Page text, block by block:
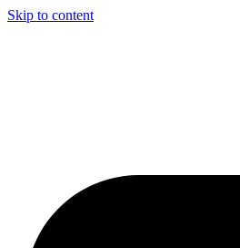
Skip to content